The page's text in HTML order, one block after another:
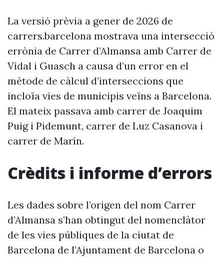
La versió prèvia a gener de 2026 de
carrers.barcelona mostrava una intersecció
errònia de Carrer d’Almansa amb Carrer de
Vidal i Guasch a causa d’un error en el
mètode de càlcul d’interseccions que
incloïa vies de municipis veïns a Barcelona.
El mateix passava amb carrer de Joaquim
Puig i Pidemunt, carrer de Luz Casanova i
carrer de Marín.
Crèdits i informe d’errors
Les dades sobre l’origen del nom Carrer
d’Almansa s’han obtingut del nomenclàtor
de les vies públiques de la ciutat de
Barcelona de l’Ajuntament de Barcelona o